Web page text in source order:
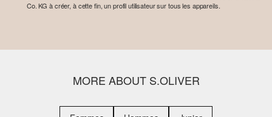
Co. KG à créer, à cette fin, un profil utilisateur sur tous les appareils.
MORE ABOUT S.OLIVER